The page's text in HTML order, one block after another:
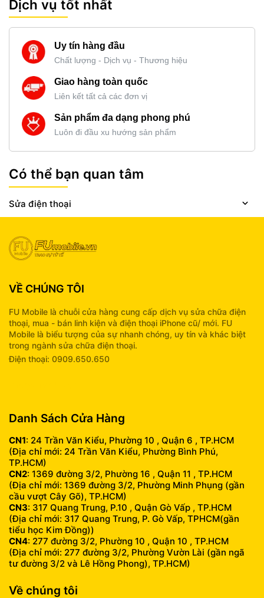
Dịch vụ tốt nhất
Uy tín hàng đầu
Chất lượng - Dịch vụ - Thương hiệu
Giao hàng toàn quốc
Liên kết tất cả các đơn vị
Sản phẩm đa dạng phong phú
Luôn đi đầu xu hướng sản phẩm
Có thể bạn quan tâm
Sửa điện thoại
VỀ CHÚNG TÔI
FU Mobile là chuỗi cửa hàng cung cấp dịch vụ sửa chữa điện
thoại, mua - bán linh kiện và điện thoại iPhone cũ/ mới. FU
Mobile là biểu tượng của sự nhanh chóng, uy tín và khác biệt
trong ngành sửa chữa điện thoại.
Điện thoại: 0909.650.650
Danh Sách Cửa Hàng
CN1: 24 Trần Văn Kiểu, Phường 10 , Quận 6 , TP.HCM
(Địa chỉ mới: 24 Trần Văn Kiểu, Phường Bình Phú,
TP.HCM)
CN2: 1369 đường 3/2, Phường 16 , Quận 11 , TP.HCM
(Địa chỉ mới: 1369 đường 3/2, Phường Minh Phụng (gần
cầu vượt Cây Gõ), TP.HCM)
CN3: 317 Quang Trung, P.10 , Quận Gò Vấp , TP.HCM
(Địa chỉ mới: 317 Quang Trung, P. Gò Vấp, TPHCM(gần
tiểu học Kim Đồng))
CN4: 277 đường 3/2, Phường 10 , Quận 10 , TP.HCM
(Địa chỉ mới: 277 đường 3/2, Phường Vườn Lài (gần ngã
tư đường 3/2 và Lê Hồng Phong), TP.HCM)
Về chúng tôi